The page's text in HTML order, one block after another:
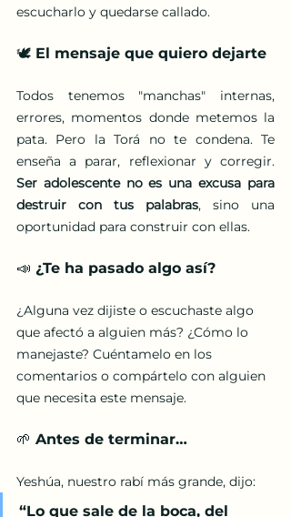
escucharlo y quedarse callado.
🕊️ El mensaje que quiero dejarte
Todos tenemos "manchas" internas,
errores, momentos donde metemos la
pata. Pero la Torá no te condena. Te
Ser adolescente no es una excusa para
destruir con tus palabras, sino una
oportunidad para construir con ellas.
📣 ¿Te ha pasado algo así?
¿Alguna vez dijiste o escuchaste algo
que afectó a alguien más? ¿Cómo lo
manejaste? Cuéntamelo en los
comentarios o compártelo con alguien
que necesita este mensaje.
🌱 Antes de terminar…
Yeshúa, nuestro rabí más grande, dijo:
“Lo que sale de la boca, del